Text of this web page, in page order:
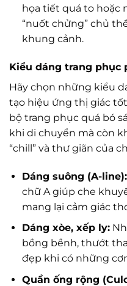
họa tiết quá to hoặc
“nuốt chửng” chủ
khung cảnh.
Kiểu dáng trang phục
Hãy chọn những kiểu
tạo hiệu ứng thị giác
bộ trang phục quá bó
khi di chuyển mà còn
“chill” và thư giãn của
Dáng suông (A-line):
chữ A giúp che
mang lại cảm giác
Dáng xòe, xếp ly:
bồng bềnh, thướt
đẹp khi có những
Quần ống rộng